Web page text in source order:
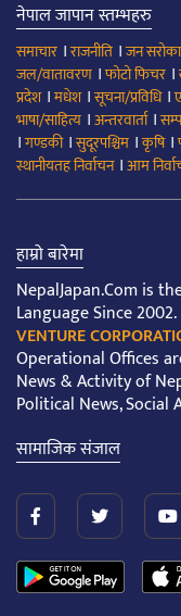
नेपाल जापान स्तम्भहरु
समाचार ।राजनीति ।जन
जल/वातावरण ।फोटो फिचर ।
प्रदेश।मधेश।सूचना/प्रविधि।
भाषा/साहित्य ।अन्तरवार्ता।
।गण्डकी।सुदूरपश्चिम ।कृषि।
स्थानीयतह निर्वाचन।आम
हाम्रो बारेमा
NepalJapan.Com is
Language Since
VENTURE
Operational Offices
News & Activity of
Political News,
सामाजिक संजाल